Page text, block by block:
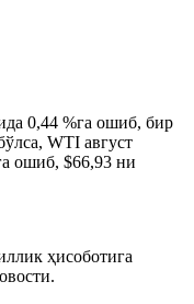
0,44 %га ошиб, бир
WTI август
ошиб, $66,93 ни
ҳисоботига